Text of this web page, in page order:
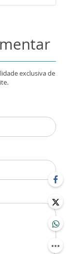
exclusiva de